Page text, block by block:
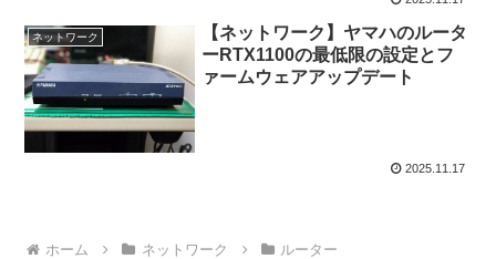
ネットワーク
【ネットワーク】ヤマハのルータ
ーRTX1100の最低限の設定とフ
ァームウェアアップデート
2025.11.17
ホーム ネットワーク ルーター